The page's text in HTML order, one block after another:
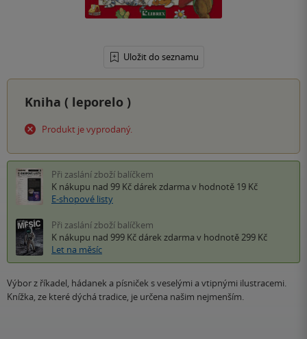
Uložit do seznamu
Kniha ( leporelo )
Produkt je vyprodaný.
Při zaslání zboží balíčkem
K nákupu nad 99 Kč dárek zdarma v hodnotě 19 Kč
E-shopové listy
Při zaslání zboží balíčkem
K nákupu nad 999 Kč dárek zdarma v hodnotě 299 Kč
Let na měsíc
Výbor z říkadel, hádanek a písniček s veselými a vtipnými ilustracemi.
Knížka, ze které dýchá tradice, je určena našim nejmenším.